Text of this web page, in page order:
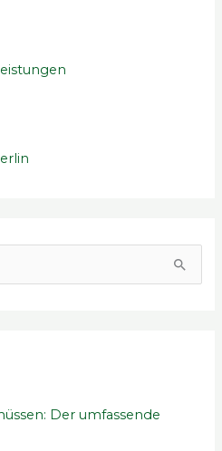
Der umfassende